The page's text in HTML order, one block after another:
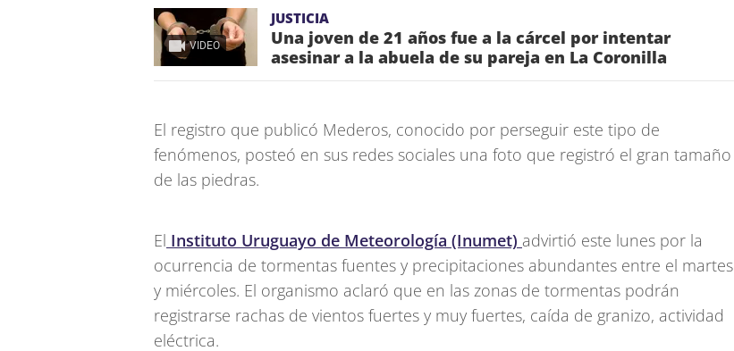
VIDEO
JUSTICIA
Una joven de 21 años fue a la cárcel por intentar
asesinar a la abuela de su pareja en La Coronilla
El registro que publicó Mederos, conocido por perseguir este tipo de
fenómenos, posteó en sus redes sociales una foto que registró el gran tamaño
de las piedras.
El Instituto Uruguayo de Meteorología (Inumet) advirtió este lunes por la
ocurrencia de tormentas fuentes y precipitaciones abundantes entre el martes
y miércoles. El organismo aclaró que en las zonas de tormentas podrán
registrarse rachas de vientos fuertes y muy fuertes, caída de granizo, actividad
eléctrica.